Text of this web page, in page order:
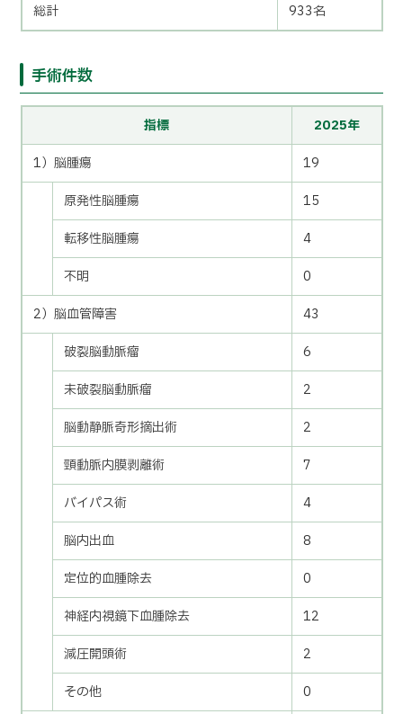
総計
933名
手術件数
指標
2025年
1）脳腫瘍
19
原発性脳腫瘍
15
転移性脳腫瘍
4
不明
0
2）脳血管障害
43
破裂脳動脈瘤
6
未破裂脳動脈瘤
2
脳動静脈奇形摘出術
2
頸動脈内膜剥離術
7
バイパス術
4
脳内出血
8
定位的血腫除去
0
神経内視鏡下血腫除去
12
減圧開頭術
2
その他
0